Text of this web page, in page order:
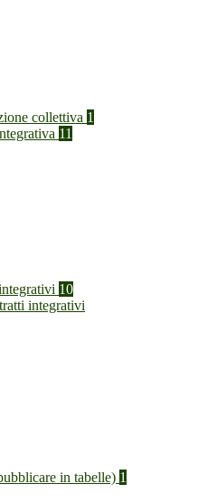
collettiva 1
11
10
integrativi
in tabelle) 1